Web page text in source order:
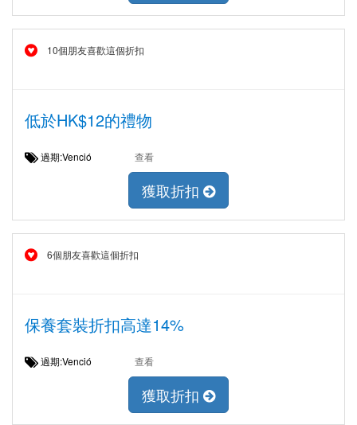
10個朋友喜歡這個折扣
低於HK$12的禮物
過期:Venció 查看
獲取折扣
6個朋友喜歡這個折扣
保養套裝折扣高達14%
過期:Venció 查看
獲取折扣